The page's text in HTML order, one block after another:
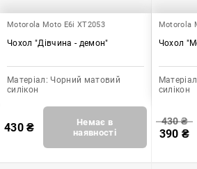
Motorola Moto E6i XT2053
Чохол "Дівчина - демон"
Матеріал: Чорний матовий
силікон
430₴
Немає в
наявності
Motorola
Чохол
силікон
430₴
390 ₴